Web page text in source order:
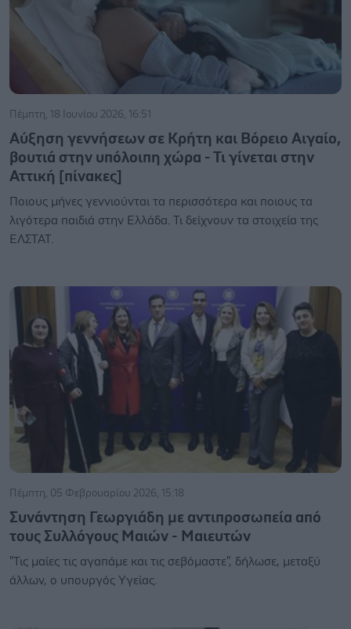
Πέμπτη, 18 Ιουνίου 2026, 16:51
Αύξηση γεννήσεων σε Κρήτη και Βόρειο Αιγαίο,
βουτιά στην υπόλοιπη χώρα - Τι γίνεται στην
Αττική [πίνακες]
Ποιους μήνες γεννιούνται τα περισσότερα και ποιους τα
λιγότερα παιδιά στην Ελλάδα. Τι δείχνουν τα στοιχεία της
ΕΛΣΤΑΤ.
Πέμπτη, 05 Φεβρουαρίου 2026, 15:18
Συνάντηση Γεωργιάδη με αντιπροσωπεία από
τους Συλλόγους Μαιών - Μαιευτών
"Τις μαίες τις αγαπάμε και τις σεβόμαστε", δήλωσε, μεταξύ
άλλων, ο υπουργός Υγείας.